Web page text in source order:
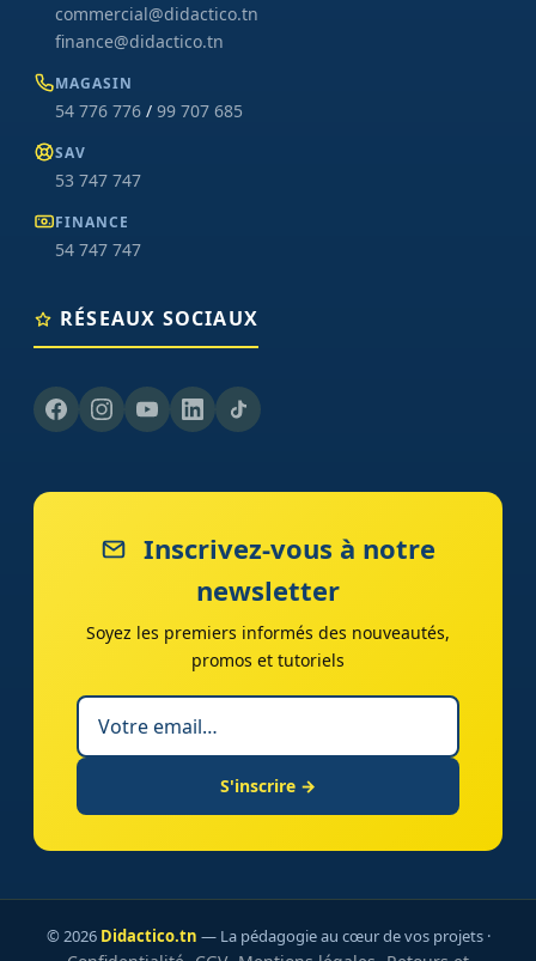
commercial@didactico.tn
finance@didactico.tn
MAGASIN
54 776 776 / 99 707 685
SAV
53 747 747
FINANCE
54 747 747
RÉSEAUX SOCIAUX
Inscrivez-vous à notre
newsletter
Soyez les premiers informés des nouveautés,
promos et tutoriels
S'inscrire →
© 2026 Didactico.tn — La pédagogie au cœur de vos projets ·